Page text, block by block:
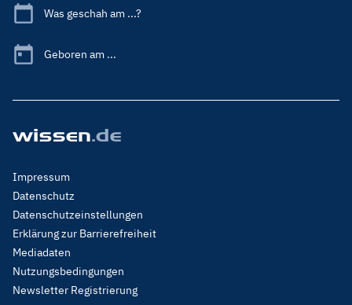
Was geschah am ...?
Geboren am ...
Footer
Menu
Legal
Impressum
Datenschutz
Datenschutzeinstellungen
Erklärung zur Barrierefreiheit
Mediadaten
Nutzungsbedingungen
Newsletter Registrierung